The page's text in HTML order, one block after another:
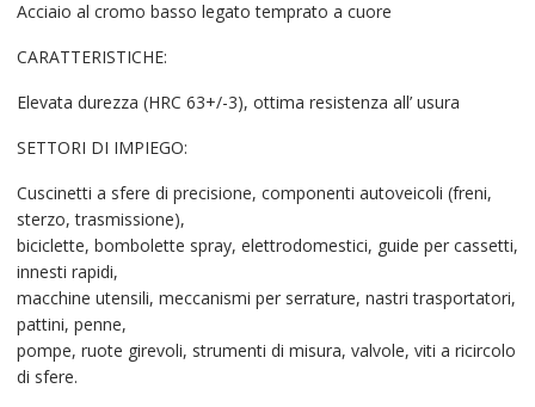
Acciaio al cromo basso legato temprato a cuore
CARATTERISTICHE:
Elevata durezza (HRC 63+/-3), ottima resistenza all’ usura
SETTORI DI IMPIEGO:
Cuscinetti a sfere di precisione, componenti autoveicoli (freni,
sterzo, trasmissione),
biciclette, bombolette spray, elettrodomestici, guide per cassetti,
innesti rapidi,
macchine utensili, meccanismi per serrature, nastri trasportatori,
pattini, penne,
pompe, ruote girevoli, strumenti di misura, valvole, viti a ricircolo
di sfere.